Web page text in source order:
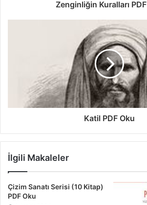
Zenginliğin Kuralları
Katil PDF Oku
İlgili Makaleler
Çizim Sanatı Serisi (10 Kitap)
PDF Oku